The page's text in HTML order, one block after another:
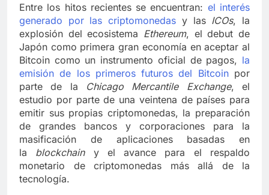
Entre los hitos recientes se encuentran: el interés
generado por las criptomonedas y las ICOs, la
explosión del ecosistema Ethereum, el debut de
Japón como primera gran economía en aceptar al
Bitcoin como un instrumento oficial de pagos, la
emisión de los primeros futuros del Bitcoinpor
parte de la Chicago Mercantile Exchange, el
estudio por parte de una veintena de países para
emitir sus propias criptomonedas, la preparación
de grandes bancos y corporaciones para la
masificación de aplicaciones basadas en
la blockchain y el avance para el respaldo
monetario de criptomonedas más allá de la
tecnología.